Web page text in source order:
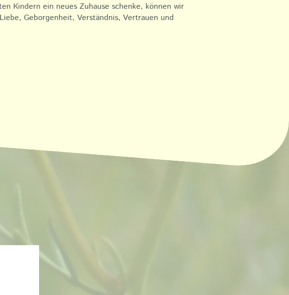
Kindern ein neues Zuhause schenke, können wir
Geborgenheit, Verständnis, Vertrauen und